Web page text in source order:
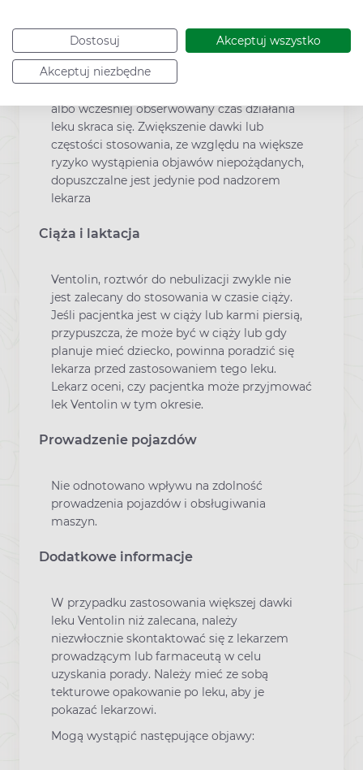
Dostosuj Akceptuj wszystko
Akceptuj niezbędne
Pacjenci leczeni w domu lekiem Ventolin,
roztwór do nebulizacji powinni niezwłocznie
zasięgnąć porady lekarza, jeżeli odpowiedź na
albo wcześniej obserwowany czas działania
leku skraca się. Zwiększenie dawki lub
częstości stosowania, ze względu na większe
ryzyko wystąpienia objawów niepożądanych,
dopuszczalne jest jedynie pod nadzorem
lekarza
Ciąża i laktacja
Ventolin, roztwór do nebulizacji zwykle nie
jest zalecany do stosowania w czasie ciąży.
Jeśli pacjentka jest w ciąży lub karmi piersią,
przypuszcza, że może być w ciąży lub gdy
planuje mieć dziecko, powinna poradzić się
lekarza przed zastosowaniem tego leku.
Lekarz oceni, czy pacjentka może przyjmować
lek Ventolin w tym okresie.
Prowadzenie pojazdów
Nie odnotowano wpływu na zdolność
prowadzenia pojazdów i obsługiwania
maszyn.
Dodatkowe informacje
W przypadku zastosowania większej dawki
leku Ventolin niż zalecana, należy
niezwłocznie skontaktować się z lekarzem
prowadzącym lub farmaceutą w celu
uzyskania porady. Należy mieć ze sobą
tekturowe opakowanie po leku, aby je
pokazać lekarzowi.
Mogą wystąpić następujące objawy: